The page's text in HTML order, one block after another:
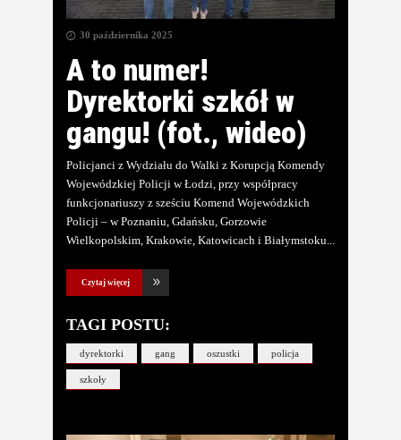
30 października 2025
A to numer!
Dyrektorki szkół w
gangu! (fot., wideo)
Policjanci z Wydziału do Walki z Korupcją Komendy
Wojewódzkiej Policji w Łodzi, przy współpracy
funkcjonariuszy z sześciu Komend Wojewódzkich
Policji – w Poznaniu, Gdańsku, Gorzowie
Wielkopolskim, Krakowie, Katowicach i Białymstoku
Czytaj więcej
TAGI POSTU:
dyrektorki gang oszustki policja
szkoły